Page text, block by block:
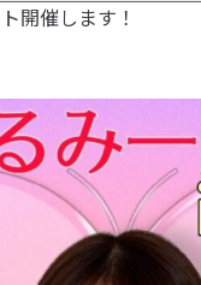
開催します！